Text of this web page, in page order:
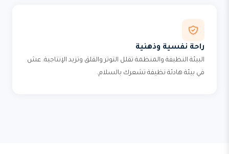
راحة نفسية وذهنية
البيئة النظيفة والمنظمة تقلل التوتر والقلق وتزيد الإنتاجية. عش
في بيئة هادئة نظيفة تشعرك بالسلام.